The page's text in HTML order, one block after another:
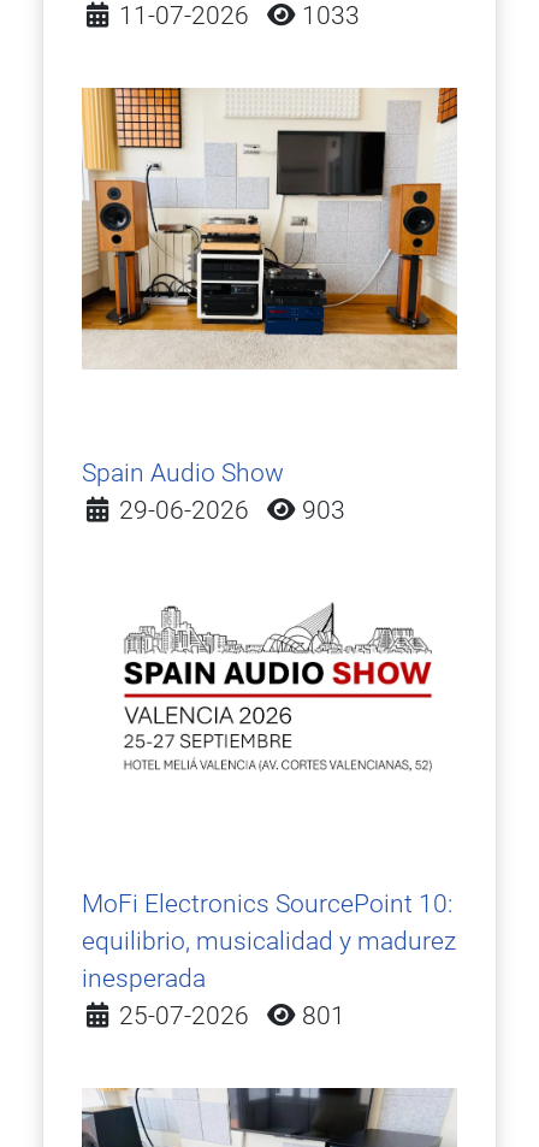
Detalles
11-07-2026 1033
Spain Audio Show
Detalles
29-06-2026 903
MoFi Electronics SourcePoint 10:
equilibrio, musicalidad y madurez
inesperada
Detalles
25-07-2026 801